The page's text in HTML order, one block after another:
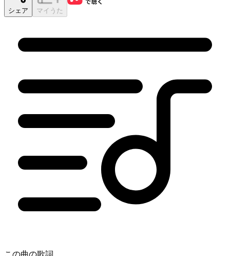
シェア マイうた
この曲の歌詞